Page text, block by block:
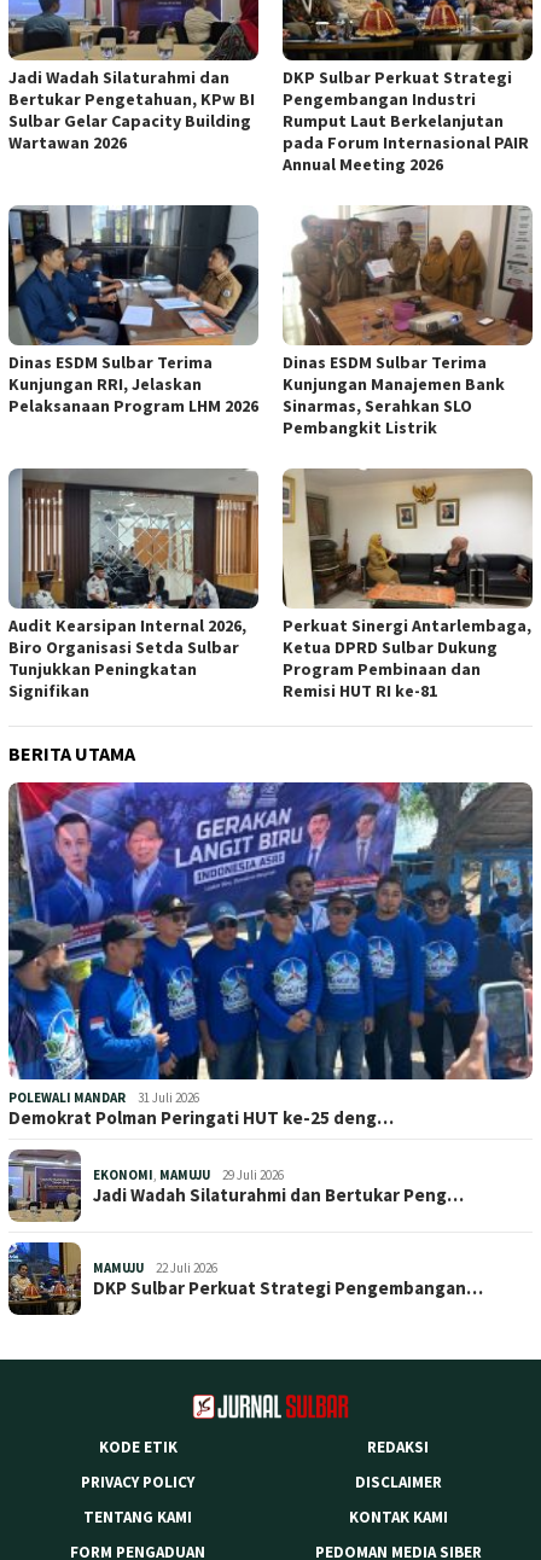
Jadi Wadah Silaturahmi dan
Bertukar Pengetahuan, KPw BI
Sulbar Gelar Capacity Building
Wartawan 2026
DKP Sulbar Perkuat Strategi
Pengembangan Industri
Rumput Laut Berkelanjutan
pada Forum Internasional PAIR
Annual Meeting 2026
Dinas ESDM Sulbar Terima
Kunjungan RRI, Jelaskan
Pelaksanaan Program LHM 2026
Dinas ESDM Sulbar Terima
Kunjungan Manajemen Bank
Sinarmas, Serahkan SLO
Pembangkit Listrik
Audit Kearsipan Internal 2026,
Biro Organisasi Setda Sulbar
Tunjukkan Peningkatan
Signifikan
Perkuat Sinergi Antarlembaga,
Ketua DPRD Sulbar Dukung
Program Pembinaan dan
Remisi HUT RI ke-81
BERITA UTAMA
POLEWALI MANDAR 31 Juli 2026
Demokrat Polman Peringati HUT ke-25 deng…
EKONOMI, MAMUJU 29 Juli 2026
Jadi Wadah Silaturahmi dan Bertukar Peng…
MAMUJU 22 Juli 2026
DKP Sulbar Perkuat Strategi Pengembangan…
KODE ETIK
REDAKSI
PRIVACY POLICY
DISCLAIMER
TENTANG KAMI
KONTAK KAMI
FORM PENGADUAN
PEDOMAN MEDIA SIBER